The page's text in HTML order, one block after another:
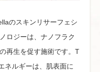
のスキンリサーフェシ
ロジーは、ナノフラク
再生を促す施術です。T
ネルギーは、肌表面に